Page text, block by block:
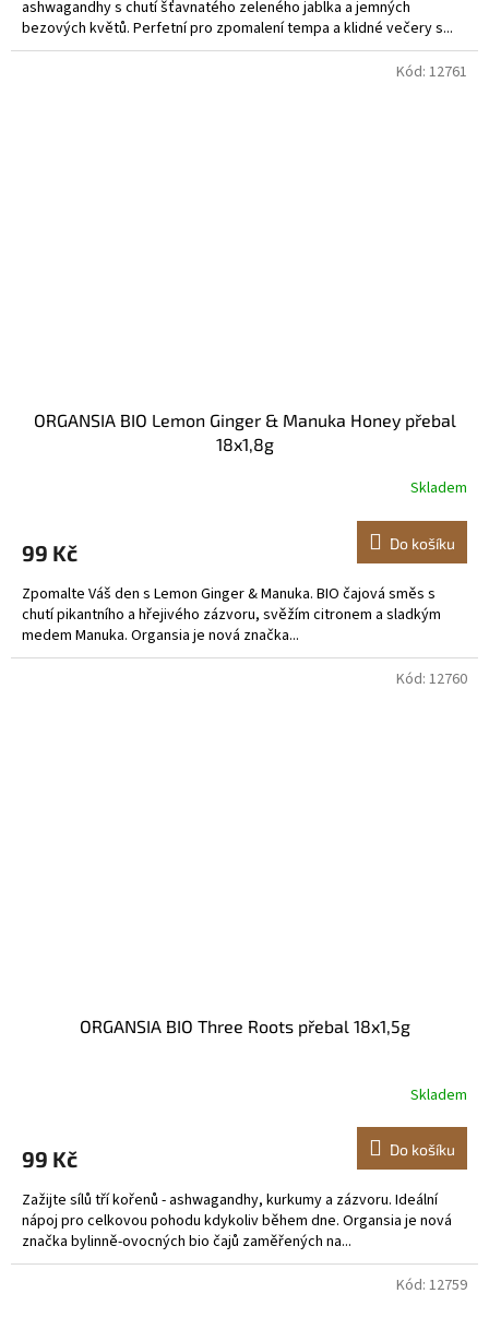
ashwagandhy s chutí šťavnatého zeleného jablka a jemných
bezových květů. Perfetní pro zpomalení tempa a klidné večery s...
ORGANSIA BIO Lemon Ginger & Manuka Honey přebal
18x1,8g
Skladem
99 Kč Do košíku
Zpomalte Váš den s Lemon Ginger & Manuka. BIO čajová směs s
chutí pikantního a hřejivého zázvoru, svěžím citronem a sladkým
medem Manuka. Organsia je nová značka...
Kód: 12761
ORGANSIA BIO Three Roots přebal 18x1,5g
Skladem
99 Kč Do košíku
Zažijte sílů tří kořenů - ashwagandhy, kurkumy a zázvoru. Ideální
nápoj pro celkovou pohodu kdykoliv během dne. Organsia je nová
značka bylinně-ovocných bio čajů zaměřených na...
Kód: 12760
Kód: 12759